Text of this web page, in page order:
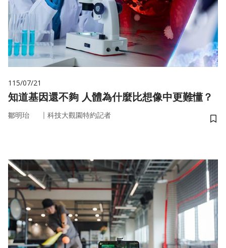
115/07/21
知道基因還不夠 人體為什麼比想像中更難懂？
鄒明珆 ｜ 科技大觀園特約記者
儲